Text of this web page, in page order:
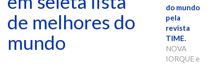
de melhores do
mundo
do mundo
pela
revista
TIME.
NOVA
IORQUE e